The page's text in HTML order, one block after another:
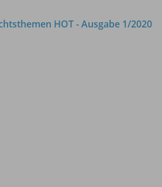
HOT - Ausgabe 1/2020